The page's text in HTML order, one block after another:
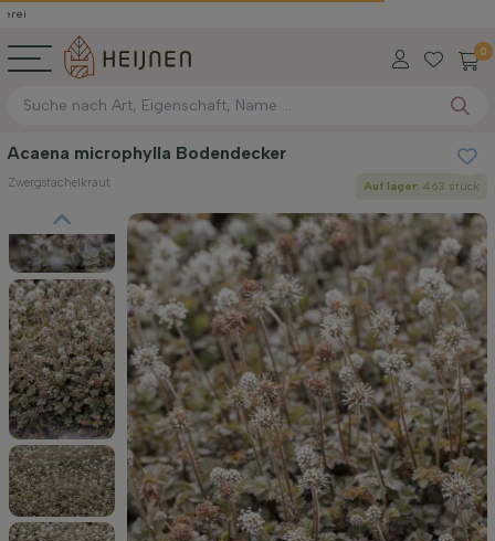
0
Acaena microphylla Bodendecker
Zwergstachelkraut Auf lager: 463 stück